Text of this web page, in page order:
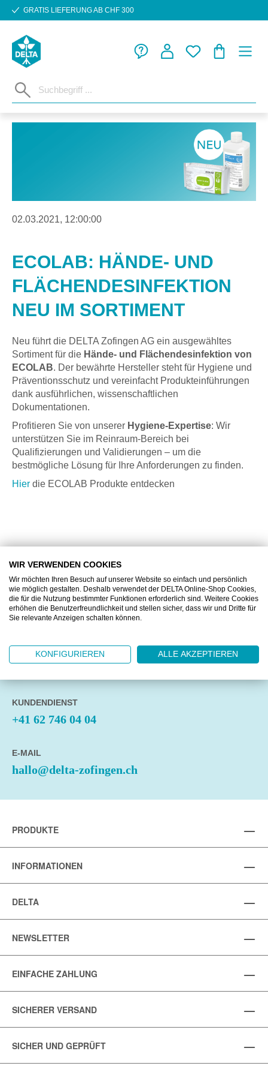
Zum Hauptinhalt springen
GRATIS LIEFERUNG AB CHF 300
02.03.2021, 12:00:00
ECOLAB: HÄNDE- UND
FLÄCHENDESINFEKTION
NEU IM SORTIMENT
Neu führt die DELTA Zofingen AG ein ausgewähltes
Sortiment für die Hände- und Flächendesinfektion von
ECOLAB. Der bewährte Hersteller steht für Hygiene und
Präventionsschutz und vereinfacht Produkteinführungen
dank ausführlichen, wissenschaftlichen
Dokumentationen.
Profitieren Sie von unserer Hygiene-Expertise: Wir
unterstützen Sie im Reinraum-Bereich bei
Qualifizierungen und Validierungen – um die
bestmögliche Lösung für Ihre Anforderungen zu finden.
Hier die ECOLAB Produkte entdecken
DELTA Zofingen AG
Untere Brühlstrasse 10
4800 Zofingen
ÖFFNUNGSZEITEN
Montag bis Freitag
KUNDENDIENST
+41 62 746 04 04
E-MAIL
hallo@delta-zofingen.ch
PRODUKTE
INFORMATIONEN
DELTA
NEWSLETTER
EINFACHE ZAHLUNG
SICHERER VERSAND
SICHER UND GEPRÜFT
WIR VERWENDEN COOKIES
Wir möchten Ihren Besuch auf unserer Website so einfach und persönlich
wie möglich gestalten. Deshalb verwendet der DELTA Online-Shop Cookies,
die für die Nutzung bestimmter Funktionen erforderlich sind. Weitere Cookies
erhöhen die Benutzerfreundlichkeit und stellen sicher, dass wir und Dritte für
Sie relevante Anzeigen schalten können.
KONFIGURIEREN ALLE AKZEPTIEREN